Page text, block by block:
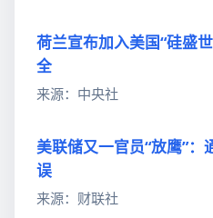
荷兰宣布加入美国“硅盛
全
来源：中央社
美联储又一官员“放鹰”
误
来源：财联社